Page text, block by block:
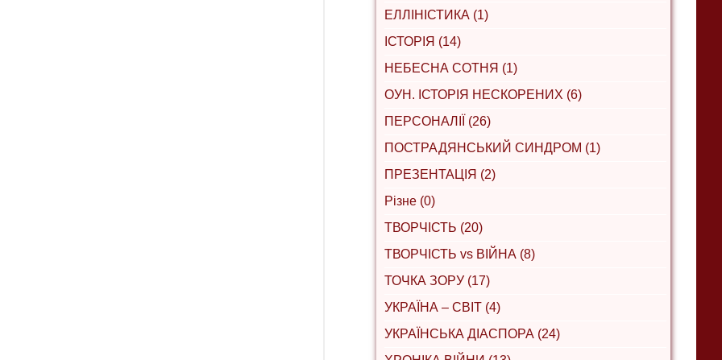
ЕЛЛІНІСТИКА (1)
ІСТОРІЯ (14)
НЕБЕСНА СОТНЯ (1)
ОУН. ІСТОРІЯ НЕСКОРЕНИХ (6)
ПЕРСОНАЛІЇ (26)
ПОСТРАДЯНСЬКИЙ СИНДРОМ (1)
ПРЕЗЕНТАЦІЯ (2)
Різне (0)
ТВОРЧІСТЬ (20)
ТВОРЧІСТЬ vs ВІЙНА (8)
ТОЧКА ЗОРУ (17)
УКРАЇНА – СВІТ (4)
УКРАЇНСЬКА ДІАСПОРА (24)